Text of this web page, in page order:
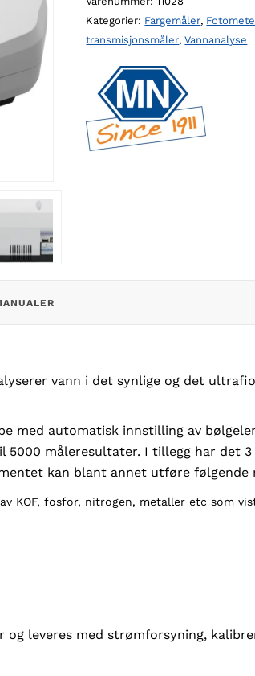
spektrofotometer
antall
Kategorier: Fargemåler,
transmisjonsmåler,Vannanalyse
vann i det synlige og det
med automatisk innstilling av
måleresultater. I tillegg har det
kan blant annet utføre følgende
KOF, fosfor, nitrogen, metaller etc som
leveres med strømforsyning,